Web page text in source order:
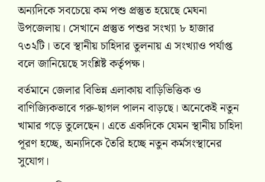
অন্যদিকে সবচেয়ে কম পশু প্রস্তুত হয়েছে মেঘনা
উপজেলায়। সেখানে প্রস্তুত পশুর সংখ্যা ৮ হাজার
৭৩২টি। তবে স্থানীয় চাহিদার তুলনায় এ সংখ্যাও পর্যাপ্ত
বলে জানিয়েছে সংশ্লিষ্ট কর্তৃপক্ষ।
বর্তমানে জেলার বিভিন্ন এলাকায় বাড়িভিত্তিক ও
বাণিজ্যিকভাবে গরু-ছাগল পালন বাড়ছে। অনেকেই নতুন
খামার গড়ে তুলেছেন। এতে একদিকে যেমন স্থানীয় চাহিদা
পূরণ হচ্ছে, অন্যদিকে তৈরি হচ্ছে নতুন কর্মসংস্থানের
সুযোগ।